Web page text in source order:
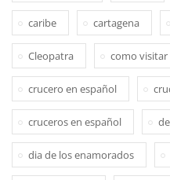
caribe cartagena
Cleopatra como visitar
crucero en español
cruceros en español
dia de los enamorados